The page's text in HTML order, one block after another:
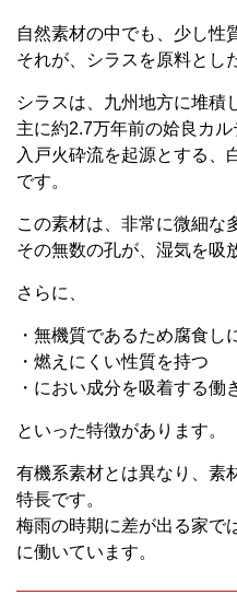
自然素材の中でも、少し性
それが、シラスを原料とし
シラスは、九州地方に堆積
主に約2.7万年前の姶良カ
入戸火砕流を起源とする、
です。
この素材は、非常に微細な
その無数の孔が、湿気を吸
さらに、
・無機質であるため腐食し
・燃えにくい性質を持つ
・におい成分を吸着する働
といった特徴があります。
有機系素材とは異なり、素
特長です。
梅雨の時期に差が出る家で
に働いています。